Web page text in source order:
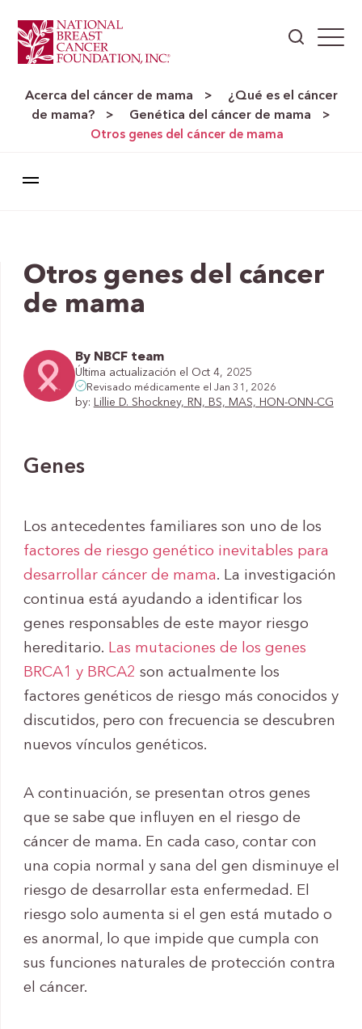
Acerca del cáncer de mama >
¿Qué es el cáncer
de mama?
> Genética del cáncer de mama
>
Otros genes del cáncer de mama
Otros genes del cáncer
de mama
By NBCF team
Última actualización el Oct 4, 2025
Revisado médicamente el Jan 31, 2026
by: Lillie D. Shockney, RN, BS, MAS, HON-ONN-CG
Genes
Los antecedentes familiares son uno de los
factores de riesgo genético inevitables para
desarrollar cáncer de mama. La investigación
continua está ayudando a identificar los
genes responsables de este mayor riesgo
hereditario. Las mutaciones de los genes
BRCA1 y BRCA2 son actualmente los
factores genéticos de riesgo más conocidos y
discutidos, pero con frecuencia se descubren
nuevos vínculos genéticos.
A continuación, se presentan otros genes
que se sabe que influyen en el riesgo de
cáncer de mama. En cada caso, contar con
una copia normal y sana del gen disminuye el
riesgo de desarrollar esta enfermedad. El
riesgo solo aumenta si el gen está mutado o
es anormal, lo que impide que cumpla con
sus funciones naturales de protección contra
el cáncer.